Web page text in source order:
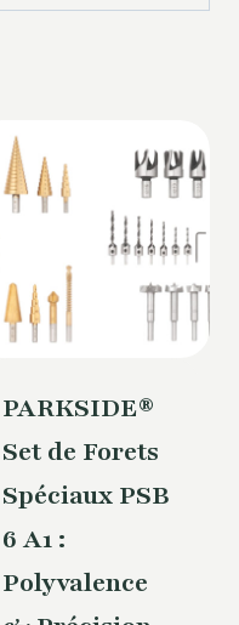
PARKSIDE®
Set de Forets
Spéciaux PSB
6 A1 :
Polyvalence